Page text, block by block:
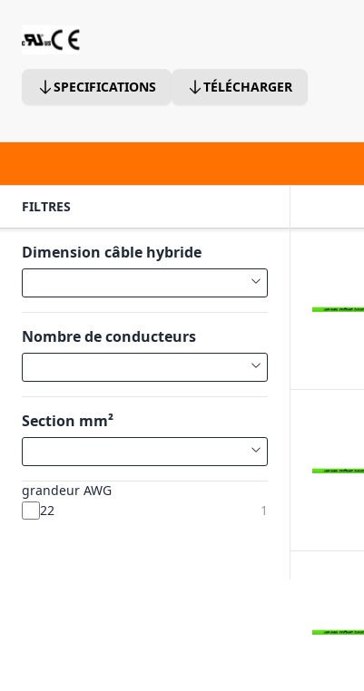
SPECIFICATIONS TÉLÉCHARGER
FILTRES
Dimension câble hybride
Nombre de conducteurs
Section mm²
grandeur AWG
22
1